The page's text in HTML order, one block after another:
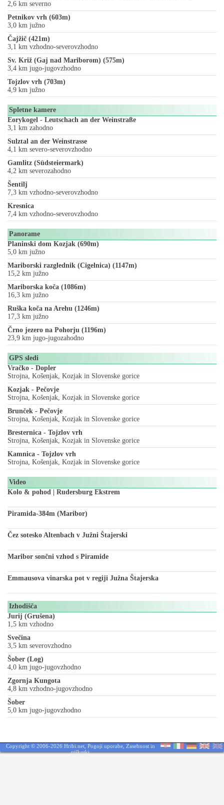
2,6 km severno
Petnikov vrh (603m)
3,0 km južno
Čajžič (421m)
3,1 km vzhodno-severovzhodno
Sv. Križ (Gaj nad Mariborom) (575m)
3,4 km jugo-jugovzhodno
Tojzlov vrh (703m)
4,9 km južno
Spletne kamere
Eorykogel - Leutschach an der Weinstraße
3,1 km zahodno
Sulztal an der Weinstrasse
4,1 km severo-severovzhodno
Gamlitz (Südsteiermark)
4,2 km severozahodno
Šentilj
7,3 km vzhodno-severovzhodno
Kresnica
7,4 km vzhodno-severovzhodno
Panorame
Planinski dom Kozjak (690m)
5,0 km južno
Mariborski razglednik (Cigelnica) (1147m)
15,2 km južno
Mariborska koča (1086m)
16,3 km južno
Ruška koča na Arehu (1246m)
17,3 km južno
Črno jezero na Pohorju (1196m)
23,9 km jugo-jugozahodno
GPS sledi
Vračko - Dopler
Strojna, Košenjak, Kozjak in Slovenske gorice
Kozjak - Pečovje
Strojna, Košenjak, Kozjak in Slovenske gorice
Brunček - Pečovje
Strojna, Košenjak, Kozjak in Slovenske gorice
Bresternica - Tojzlov vrh
Strojna, Košenjak, Kozjak in Slovenske gorice
Kamnica - Tojzlov vrh
Strojna, Košenjak, Kozjak in Slovenske gorice
Video
Kolo & pohod | Rudersburg Ekstrem
Piramida-384m (Maribor)
Čez sotesko Altenbach v Južni Štajerski
Maribor sončni vzhod s Piramide
Emmausova vinarska pot v regiji Južna Štajerska
Izhodišča
Jurij (Grušena)
1,5 km vzhodno
Svečina
3,5 km severovzhodno
Šober (Log)
4,0 km jugo-jugovzhodno
Zgornja Kungota
4,8 km vzhodno-jugovzhodno
Šober
5,0 km jugo-jugovzhodno
Copyright © 2006-2026 Hribi.net, Pogoji uporabe, Zasebnost in
piškotki